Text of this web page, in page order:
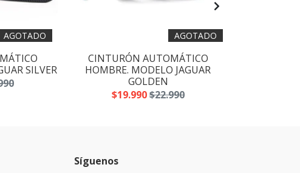
AGOTADO
SILVER
AGOTADO
CINTURÓN AUTOMÁTICO
HOMBRE. MODELO JAGUAR
GOLDEN
$19.990$22.990
Síguenos